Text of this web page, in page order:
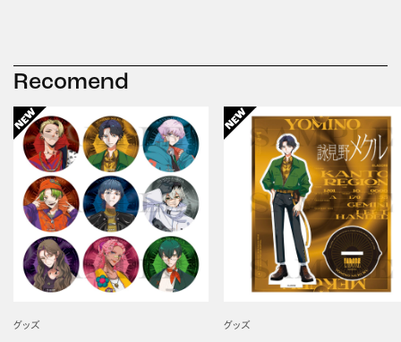
Recomend
グッズ グッズ